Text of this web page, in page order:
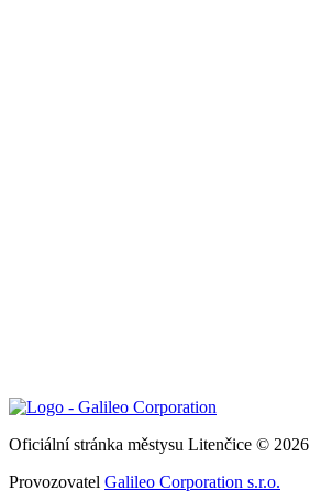
Oficiální stránka městysu Litenčice © 2026
Provozovatel Galileo Corporation s.r.o.